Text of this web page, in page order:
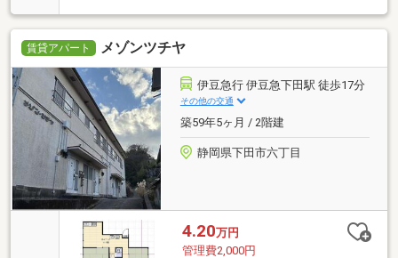
賃貸アパート メゾンツチヤ
伊豆急行 伊豆急下田駅 徒歩17分
その他の交通
築59年5ヶ月 / 2階建
静岡県下田市六丁目
4.20万円
管理費2,000円